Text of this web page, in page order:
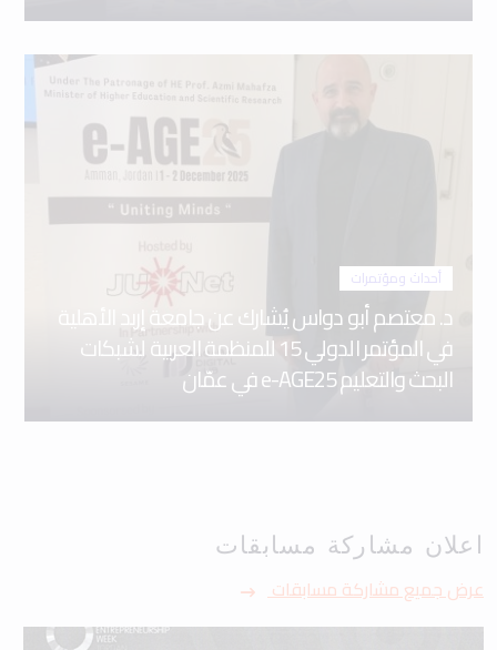
أحداث ومؤتمرات
د. معتصم أبو دواس يُشارك عن جامعة إربد الأهلية
في المؤتمر الدولي 15 للمنظمة العربية لشبكات
البحث والتعليم e-AGE25 في عمّان
اعلان مشاركة مسابقات
عرض جميع مشاركة مسابقات